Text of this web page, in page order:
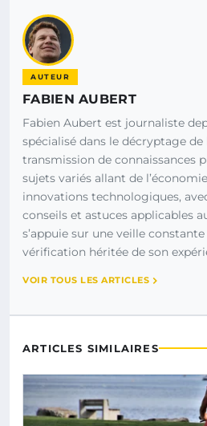
AUTEUR
FABIEN AUBERT
Fabien Aubert est journaliste
spécialisé dans le décryptage de
transmission de connaissances
sujets variés allant de
innovations technologiques,
conseils et astuces applicables
s’appuie sur une veille
vérification héritée de son
VOIR TOUS LES ARTICLES
ARTICLES SIMILAIRES